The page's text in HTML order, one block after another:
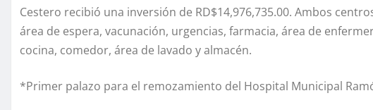
Cestero recibió una inversión de RD$14,976,735.00. Ambos
área de espera, vacunación, urgencias, farmacia, área de
cocina, comedor, área de lavado y almacén.
*Primer palazo para el remozamiento del Hospital Municipal